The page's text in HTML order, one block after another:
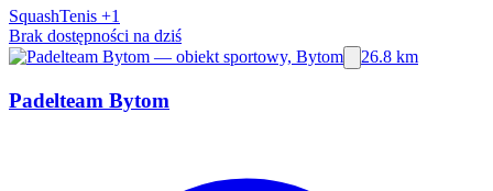
SquashTenis +1
Brak dostępności na dziś
26.8 km
Padelteam Bytom